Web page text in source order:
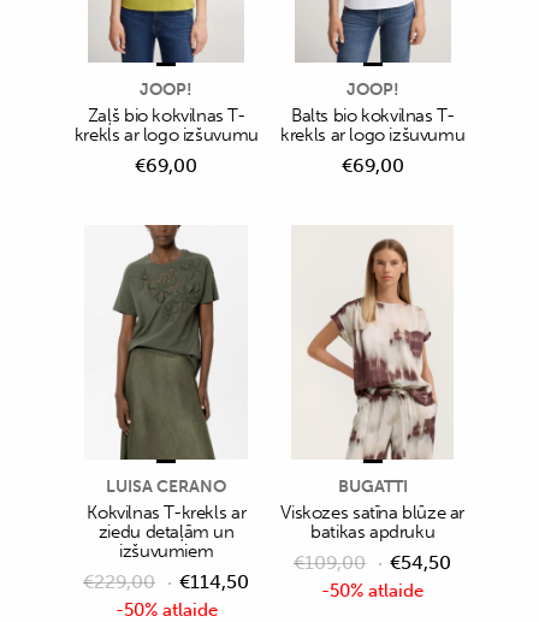
JOOP!
Zaļš bio kokvilnas T-
krekls ar logo izšuvumu
€69,00
JOOP!
Balts bio kokvilnas T-
krekls ar logo izšuvumu
€69,00
-50% atlaide
LUISA CERANO
Kokvilnas T-krekls ar
ziedu detaļām un
izšuvumiem
€229,00 €114,50 -50% atlaide
BUGATTI
Viskozes satīna blūze ar
batikas apdruku
€109,00 €54,50